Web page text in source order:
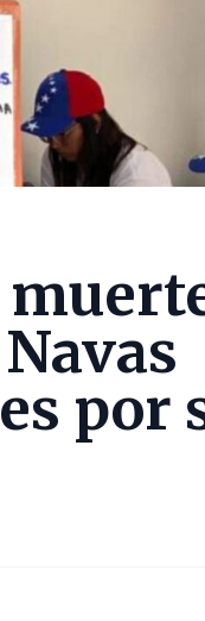
por